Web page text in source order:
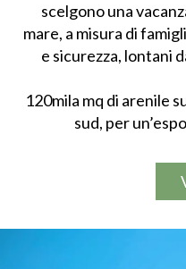
scelgono una
mare, a misura di
e sicurezza, lontani
120mila mq di arenile
sud, per